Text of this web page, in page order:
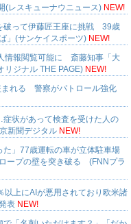
(レスキューナウニュース) NEW!
破って伊藤匠王座に挑戦 39歳
」(サンケイスポーツ) NEW!
情報閲覧可能に 斎藤知事「大
リジナル THE PAGE) NEW!
まれる 警察がパトロール強化
状があって検査を受けた人の
新聞デジタル NEW!
た」77歳運転の車が立体駐車場
ープの壁を突き破る (FNNプラ
以上にAIが悪用されており欧米諸
表 NEW!